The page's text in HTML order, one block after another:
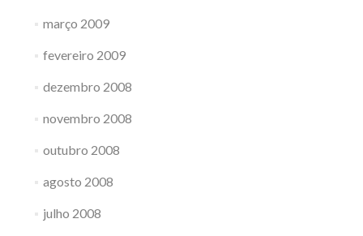
março 2009
fevereiro 2009
dezembro 2008
novembro 2008
outubro 2008
agosto 2008
julho 2008